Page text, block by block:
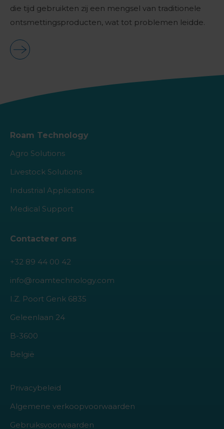
die tijd gebruikten zij een mengsel van traditionele
ontsmettingsproducten, wat tot problemen leidde.
Roam Technology
Agro Solutions
Livestock Solutions
Industrial Applications
Medical Support
Contacteer ons
+32 89 44 00 42
info@roamtechnology.com
I.Z. Poort Genk 6835
Geleenlaan 24
B-3600
België
Privacybeleid
Algemene verkoopvoorwaarden
Gebruiksvoorwaarden